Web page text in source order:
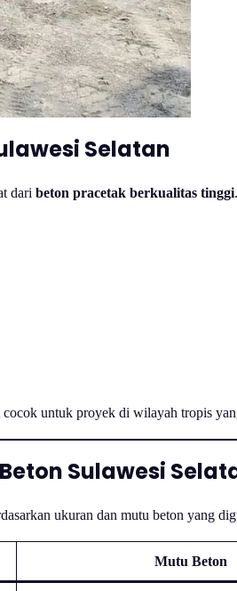
Selatan
dari beton pracetak berkualitas tinggi
cocok untuk proyek di wilayah tropis
Sulawesi
ukuran dan mutu beton yang
Mutu Beton